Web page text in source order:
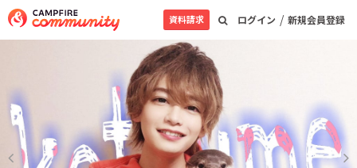
ログイン / 新規会員登録
資料請求